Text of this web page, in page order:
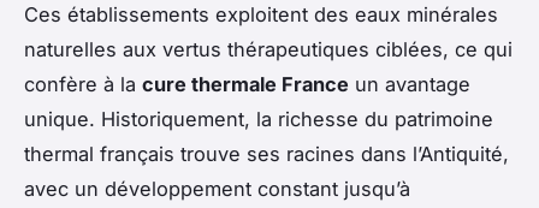
Ces établissements exploitent des eaux minérales
naturelles aux vertus thérapeutiques ciblées, ce qui
confère à la cure thermale France un avantage
unique. Historiquement, la richesse du patrimoine
thermal français trouve ses racines dans l’Antiquité,
avec un développement constant jusqu’à